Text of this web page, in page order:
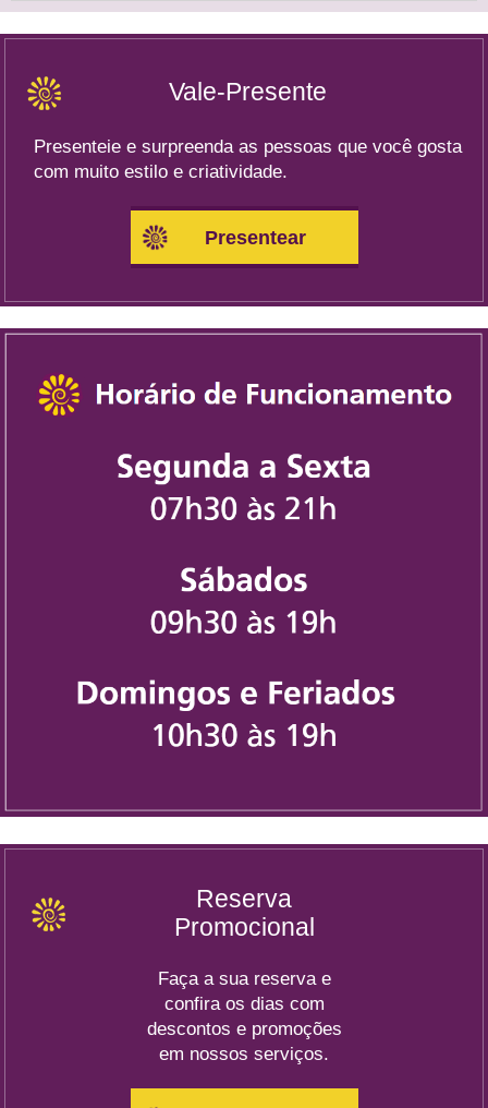
Vale-Presente
Presenteie e surpreenda as pessoas que você gosta
com muito estilo e criatividade.
Presentear
Reserva
Promocional
Faça a sua reserva e
confira os dias com
descontos e promoções
em nossos serviços.